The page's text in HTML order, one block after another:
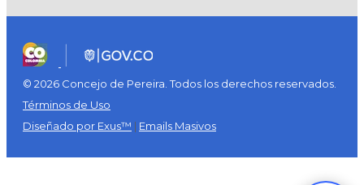
© 2026 Concejo de Pereira. Todos los derechos reservados.
Términos de Uso
Diseñado por Exus™ | Emails Masivos